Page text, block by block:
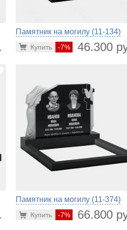
Памятник на могилу (11-134)
-7% 46.300
Купить
Памятник на могилу (11-374)
-7% 66.800
Купить